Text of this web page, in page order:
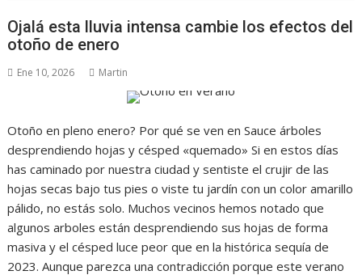
b
o
o
er e
st
s
A
p
e
n
er
y
Li
k
gr
a
p
ar
Ojalá esta lluvia intensa cambie los efectos del
otoño de enero
Ene 10, 2026 Martin
Otoño en pleno enero? Por qué se ven en Sauce árboles
desprendiendo hojas y césped «quemado» Si en estos días
has caminado por nuestra ciudad y sentiste el crujir de las
hojas secas bajo tus pies o viste tu jardín con un color amarillo
pálido, no estás solo. Muchos vecinos hemos notado que
algunos arboles están desprendiendo sus hojas de forma
masiva y el césped luce peor que en la histórica sequía de
2023. Aunque parezca una contradicción porque este verano